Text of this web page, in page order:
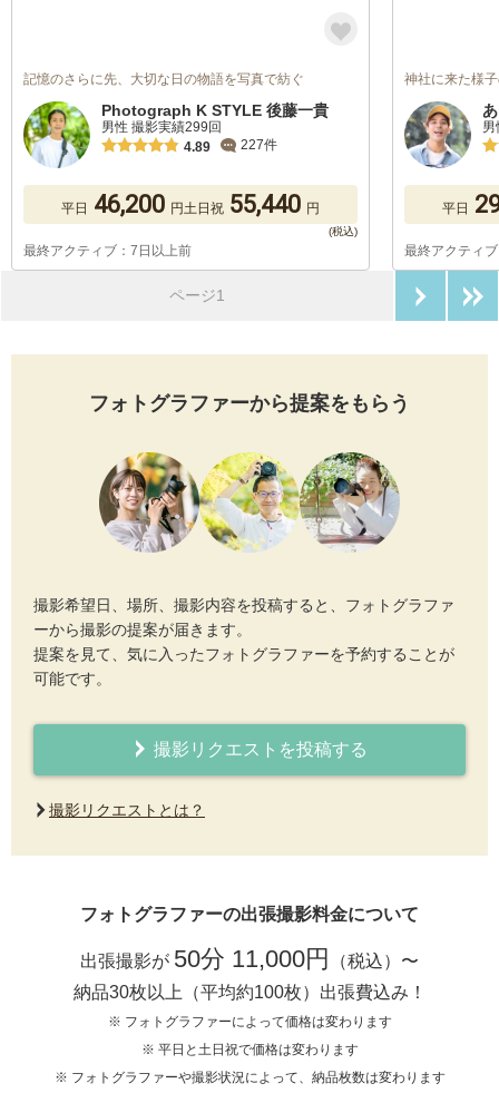
記憶のさらに先、大切な日の物語を写真で紡ぐ
Photograph K STYLE 後藤一貴
男性 撮影実績299回
4.89
227件
平日 46,200 円土日祝 55,440 円
最終アクティブ：7日以上前
神社に来た様
平日
最終アクティ
ページ1
フォトグラファーから提案をもらう
撮影希望日、場所、撮影内容を投稿すると、フォトグラファ
ーから撮影の提案が届きます。
提案を見て、気に入ったフォトグラファーを予約することが
可能です。
撮影リクエストを投稿する
撮影リクエストとは？
フォトグラファーの出張撮影料金について
出張撮影が 50分 11,000円
（税込）〜
納品30枚以上（平均約100枚）出張費込み！
※ フォトグラファーによって価格は変わります
※ 平日と土日祝で価格は変わります
※ フォトグラファーや撮影状況によって、納品枚数は変わります